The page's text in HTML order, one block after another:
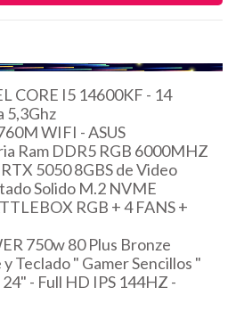
CORE I5 14600KF - 14
5,3Ghz
WIFI - ASUS
Ram DDR5 RGB 6000MHZ
5050 8GBS de Video
Solido M.2 NVME
RGB + 4 FANS +
750w 80 Plus Bronze
Teclado " Gamer Sencillos "
24" - Full HD IPS 144HZ -